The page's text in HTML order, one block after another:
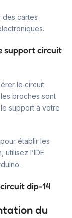
des cartes
support circuit
le circuit
broches sont
support à votre
établir les
l’IDE
dip-14
du